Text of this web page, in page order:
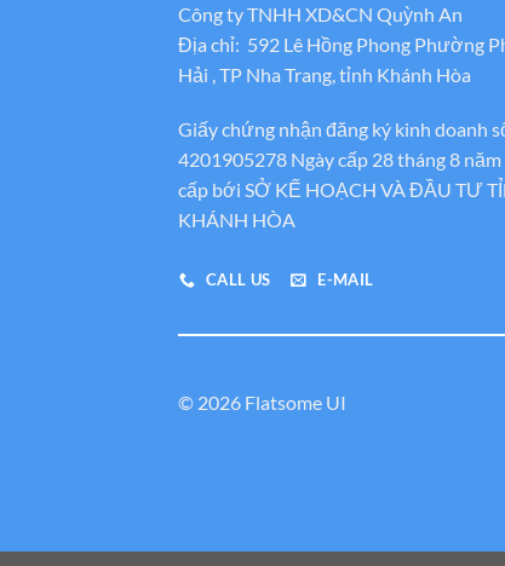
Công ty TNHH XD&CN Quỳnh An
Địa chỉ: 592 Lê Hồng Phong Phường
Hải , TP Nha Trang, tỉnh Khánh Hòa
Giấy chứng nhận đăng ký kinh doanh
4201905278 Ngày cấp 28 tháng 8
cấp bới SỞ KẾ HOẠCH VÀ ĐẦU TƯ
KHÁNH HÒA
CALL US E-MAIL
© 2026 Flatsome UI